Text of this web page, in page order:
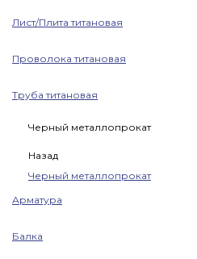
Лист/Плита титановая
Проволока титановая
Труба титановая
Черный металлопрокат
Назад
Черный металлопрокат
Арматура
Балка